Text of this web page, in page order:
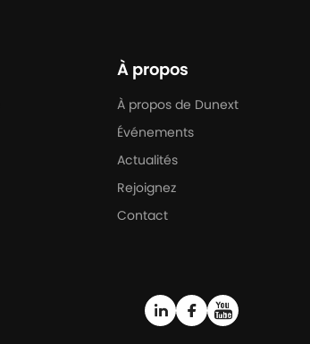
À propos
À propos de Dunext
Événements
Actualités
Rejoignez
Contact